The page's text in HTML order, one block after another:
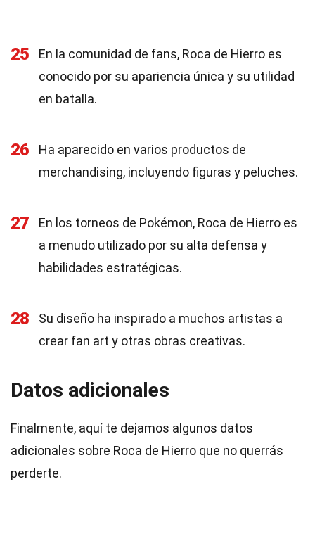
25
En la comunidad de fans, Roca de Hierro es
conocido por su apariencia única y su utilidad
en batalla.
26
Ha aparecido en varios productos de
merchandising, incluyendo figuras y peluches.
27
En los torneos de Pokémon, Roca de Hierro es
a menudo utilizado por su alta defensa y
habilidades estratégicas.
28
Su diseño ha inspirado a muchos artistas a
crear fan art y otras obras creativas.
Datos adicionales
Finalmente, aquí te dejamos algunos datos
adicionales sobre Roca de Hierro que no querrás
perderte.